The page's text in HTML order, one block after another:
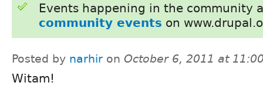
Events happening in the community
community events on
Posted by narhir on October 6, 2011 at
Witam!